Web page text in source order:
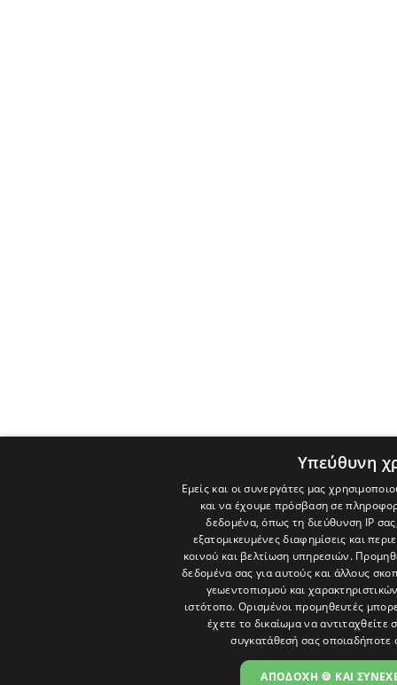
Υπεύθυνη
Εμείς και οι συνεργάτες μας
και να έχουμε πρόσβαση σε
δεδομένα, όπως τη διεύθυνση IP
εξατομικευμένες διαφημίσεις και
κοινού και βελτίωση υπηρεσιών.
δεδομένα σας για αυτούς και άλλους
γεωεντοπισμού και
ιστότοπο. Ορισμένοι προμηθευτές
έχετε το δικαίωμα να αντιταχθείτε
συγκατάθεσή σας οποιαδήποτε
ΑΠΟΔΟΧΗ 🍪 ΚΑΙ